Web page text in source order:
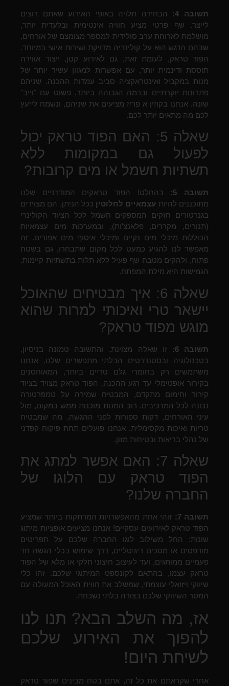
תשובה 4:
הבחירה תלויה באופי האירוע שאתם רוצים
לייצר. שף פרטי מציע חוויה אינטימית ובלעדית יותר,
מושלמת לארוחת ערב סולידית למספר מצומצם של אורחים,
שבהם הדגש הוא על קולינריה מדויקת ושירות אישי במיוחד.
הפוד טראק, לעומת זאת, גם לאירוע קטן, ייצור אווירה
תוססת ודינמית יותר, עם אפשרות למגוון עשיר יותר של
מנות במקביל ואינטראקציה סביב עמדות ההכנה. שניהם
פתרונות יוקרתיים וברמה הגבוהה ביותר, פשוט עם "וייב"
שונה. אנחנו בקוזין א פריז מציעים את שניהם, ונשמח לייעץ
לכם מה מתאים יותר לכם.
שאלה 5: האם הפוד טראק יכול
לפעול גם במקומות ללא
תשתיות חשמל או מים קרובות?
תשובה 5:
בהחלט! הפוד טראקים המודרניים שלנו
מתוכננים להיות עצמאיים לחלוטין ככל הניתן. הם מצוידים
בגנרטורים חזקים המספקים חשמל לכל הציוד הקולינרי
(תנורים, מקררים, פלאנצ'ות), ובמערכות מים עצמאיות
הכוללות מיכלי מים נקיים ומיכלי איסוף מים אפורים. זה
מאפשר לנו להגיע כמעט לכל מקום שתבחרו, גם בשטח
פתוח, ולהקים מטבח שף פעיל ללא תלות בתשתיות קיימות.
הגמישות היא מילת המפתח.
שאלה 6: איך מבטיחים שהאוכל
יישאר טרי ואיכותי למרות שהוא
מוגש מפוד טראק?
תשובה 6:
זו שאלה מצוינת, והתשובה טמונה בניסיון,
בטכנולוגיה ובסטנדרטים הבלתי מתפשרים שלנו. אנחנו
משתמשים רק בחומרי גלם טריים ביותר, המאוחסנים
בקירור אופטימלי עד רגע ההכנה. הפוד טראק מצויד בציוד
קירור וחימום מתקדם, המבטיח שמירה על טמפרטורה
נכונה לכל המרכיבים. רוב המנות מוכנות ממש במקום, מול
עיני האורחים, דקות ספורות לפני ההגשה, מה שמבטיח
טריות ואיכות מקסימלית. אנחנו פועלים תחת פיקוח קפדני
של נהלי בריאות ובטיחות מזון.
שאלה 7: האם אפשר למתג את
הפוד טראק עם הלוגו של
החברה שלנו?
תשובה 7:
זוהי אחת מהאפשרויות המרתקות ביותר שמציע
הפוד טראק לאירועים עסקיים! אנחנו מציעים אופציות מיתוג
שונות: החל משילוב לוגו החברה שלכם על תפריטים
מודפסים או מסכים דיגיטליים, דרך שימוש בכלי הגשה חד
פעמיים ממותגים, ועד לעיצוב חיצוני חלקי או מלא של הפוד
טראק עצמו, בהתאם לקונספט המיתוגי שלכם. זהו כלי
שיווקי ויזואלי עוצמתי, שמשלב את חווית האוכל המעולה עם
המסר השיווקי שלכם בצורה בלתי נשכחת.
אז, מה השלב הבא? תנו לנו
להפוך את האירוע שלכם
לשיחת היום!
אחרי שקראתם את כל זה, אתם בטח מבינים שפוד טראק